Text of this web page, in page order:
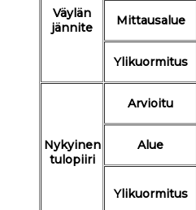
Väylän
jännite
Mittausalue
Ylikuormitus
Nykyinen
tulopiiri
Arvioitu
Alue
Ylikuormitus